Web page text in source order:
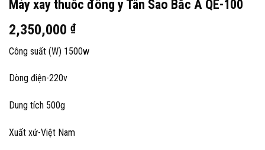
Máy xay thuốc đông y Tân Sao Bắc Á QE-100
2,350,000 ₫
Công suất (W) 1500w
Dòng điện-220v
Dung tích 500g
Xuất xứ-Việt Nam